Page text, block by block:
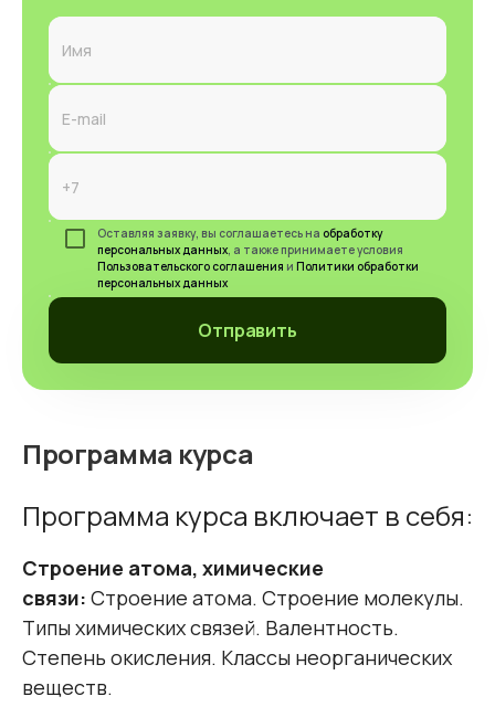
Оставляя заявку, вы соглашаетесь на обработку
персональных данных, а также принимаете условия
Пользовательского соглашения и Политики обработки
персональных данных
Отправить
Программа курса
Программа курса включает в себя:
Строение атома, химические
связи: Строение атома. Строение молекулы.
Типы химических связей. Валентность.
Степень окисления. Классы неорганических
веществ.